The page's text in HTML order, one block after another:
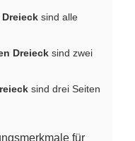
sind alle
Dreieck sind zwei
sind drei Seiten
für